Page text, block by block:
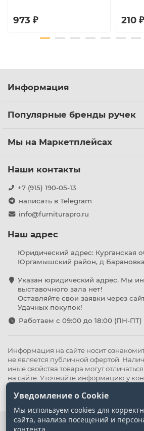
973 ₽ 210 ₽
Информация
Популярные бренды ручек
Мы на Маркетплейсах
Наши контакты
+7 (915) 190-05-13
написать в Telegram
info@furniturapro.ru
Наш адрес
Юридический адрес: Курганская
Юргамышский район, д
Указан юридический адрес. Мы
выставочного зала нет!
Оставляйте свои заявки через
Удачных покупок!
Работаем с 09:00 до 18:00 (ПН-ПТ)
Информация на сайте носит
не является публичной офертой.
иные свойства товара могут
на сайте. Уточняйте информацию у
cookie
Уведомление о Cookie
Мы используем cookies для
сайта, анализа посещений и